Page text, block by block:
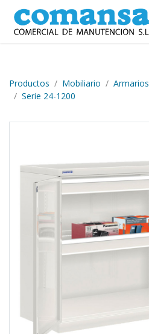
Ir al contenido
Productos Mobiliario Armarios
Serie 24-1200